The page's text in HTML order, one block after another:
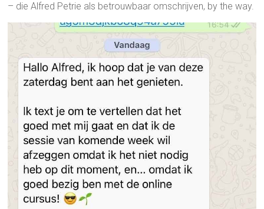
– die Alfred Petrie als betrouwbaar omschrijven, by the way.